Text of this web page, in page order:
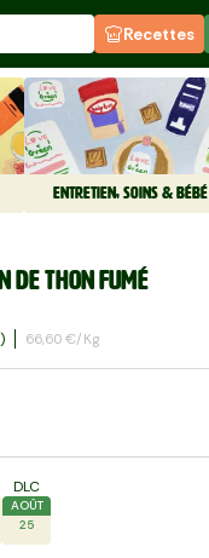
Recettes
ENTRETIEN, SOINS & BÉBÉ
de thon fumé
66,60 €/kg
DLC
AOÛT
25